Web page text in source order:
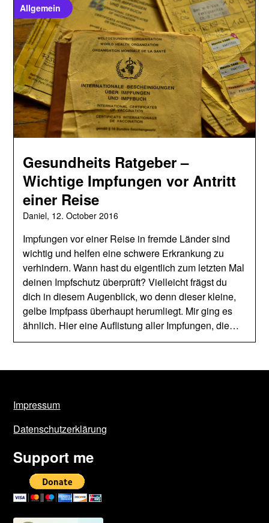
Allgemein
Gesundheits Ratgeber –
Wichtige Impfungen vor Antritt
einer Reise
Daniel, 12. October 2016
Impfungen vor einer Reise in fremde Länder sind
wichtig und helfen eine schwere Erkrankung zu
verhindern. Wann hast du eigentlich zum letzten Mal
deinen Impfschutz überprüft? Vielleicht frägst du
dich in diesem Augenblick, wo denn dieser kleine,
gelbe Impfpass überhaupt herumliegt. Mir ging es
ähnlich. Hier eine Auflistung aller Impfungen, die…
Impressum
Datenschutzerklärung
Support me